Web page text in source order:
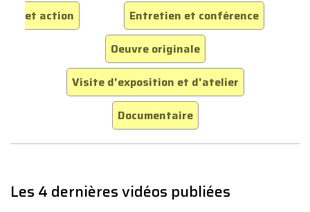
et action
Entretien et conférence
Oeuvre originale
Visite d'exposition et d'atelier
Documentaire
Les 4 dernières vidéos publiées